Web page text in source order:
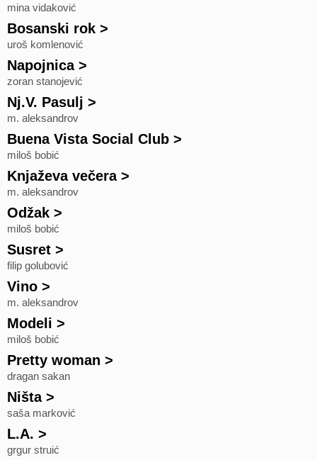
mina vidaković
Bosanski rok >
uroš komlenović
Napojnica>
zoran stanojević
Nj.V. Pasulj >
m. aleksandrov
Buena Vista Social Club >
miloš bobić
Knjaževa večera>
m. aleksandrov
Odžak >
miloš bobić
Susret >
filip golubović
Vino >
m. aleksandrov
Modeli >
miloš bobić
Pretty woman >
dragan sakan
Ništa>
saša marković
L.A. >
grgur struić